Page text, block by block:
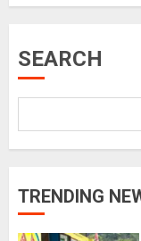
SEARCH
TRENDING
5
1